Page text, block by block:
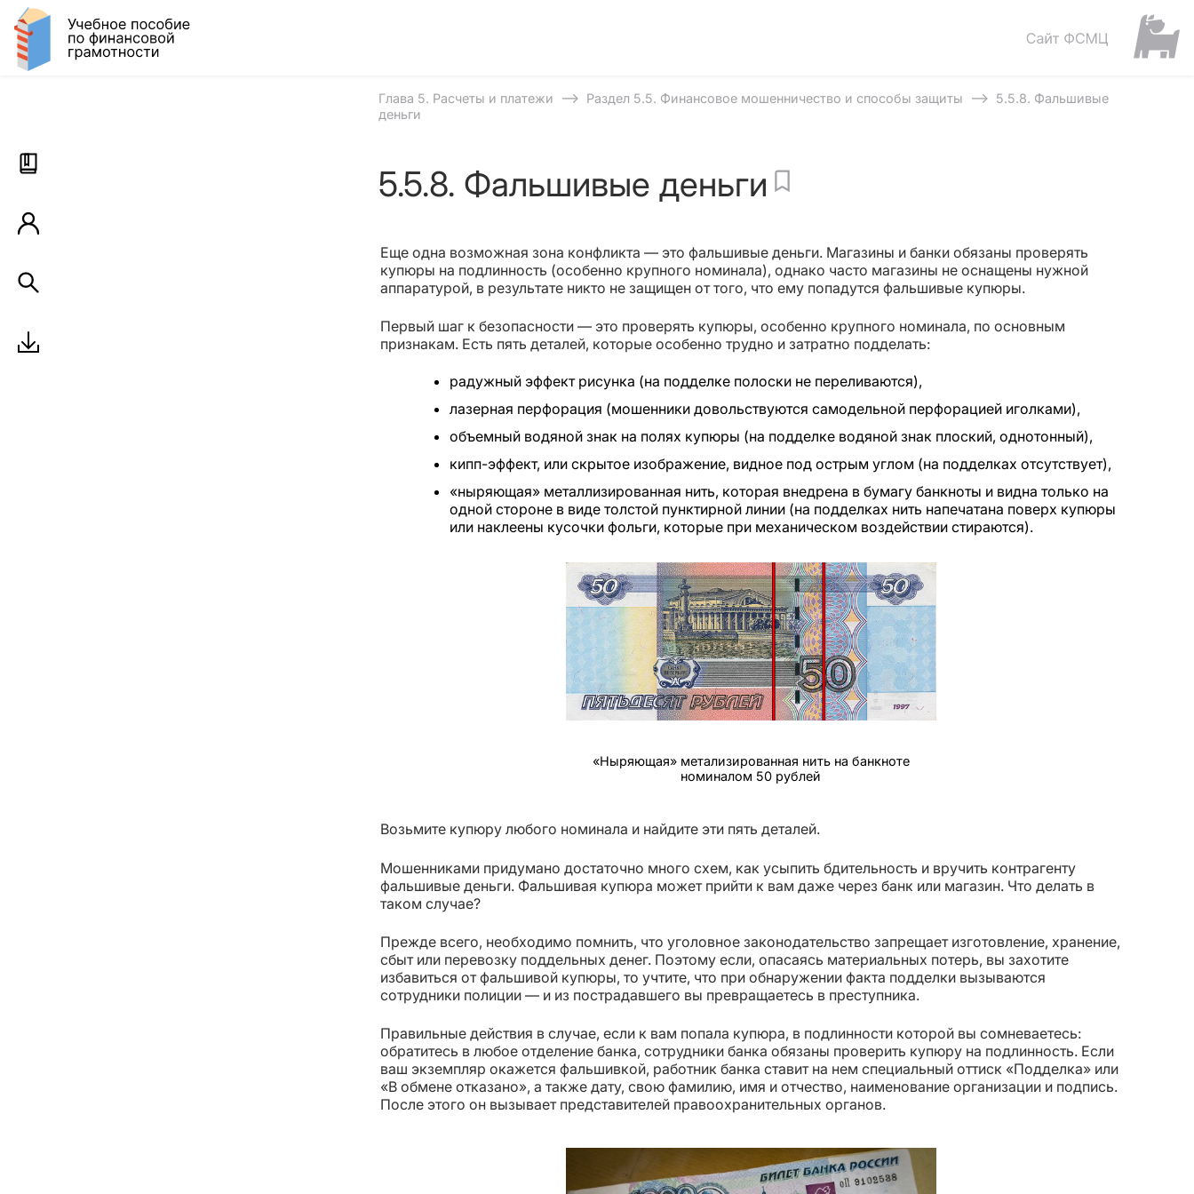
Глава 5. Расчеты и платежи ⟶ Раздел 5.5. Финансовое мошенничество и способы защиты ⟶ 5.5.8. Фальшивые
деньги
5.5.8. Фальшивые деньги
Еще одна возможная зона конфликта — это фальшивые деньги. Магазины и банки обязаны проверять
купюры на подлинность (особенно крупного номинала), однако часто магазины не оснащены нужной
аппаратурой, в результате никто не защищен от того, что ему попадутся фальшивые купюры.
Первый шаг к безопасности — это проверять купюры, особенно крупного номинала, по основным
признакам. Есть пять деталей, которые особенно трудно и затратно подделать:
радужный эффект рисунка (на подделке полоски не переливаются),
лазерная перфорация (мошенники довольствуются самодельной перфорацией иголками),
объемный водяной знак на полях купюры (на подделке водяной знак плоский, однотонный),
кипп-эффект, или скрытое изображение, видное под острым углом (на подделках отсутствует),
«ныряющая» металлизированная нить, которая внедрена в бумагу банкноты и видна только на
одной стороне в виде толстой пунктирной линии (на подделках нить напечатана поверх купюры
или наклеены кусочки фольги, которые при механическом воздействии стираются).
«Ныряющая» метализированная нить на банкноте
номиналом 50 рублей
Возьмите купюру любого номинала и найдите эти пять деталей.
Мошенниками придумано достаточно много схем, как усыпить бдительность и вручить контрагенту
фальшивые деньги. Фальшивая купюра может прийти к вам даже через банк или магазин. Что делать в
таком случае?
Прежде всего, необходимо помнить, что уголовное законодательство запрещает изготовление, хранение,
сбыт или перевозку поддельных денег. Поэтому если, опасаясь материальных потерь, вы захотите
избавиться от фальшивой купюры, то учтите, что при обнаружении факта подделки вызываются
сотрудники полиции — и из пострадавшего вы превращаетесь в преступника.
Правильные действия в случае, если к вам попала купюра, в подлинности которой вы сомневаетесь:
обратитесь в любое отделение банка, сотрудники банка обязаны проверить купюру на подлинность. Если
ваш экземпляр окажется фальшивкой, работник банка ставит на нем специальный оттиск «Подделка» или
«В обмене отказано», а также дату, свою фамилию, имя и отчество, наименование организации и подпись.
После этого он вызывает представителей правоохранительных органов.